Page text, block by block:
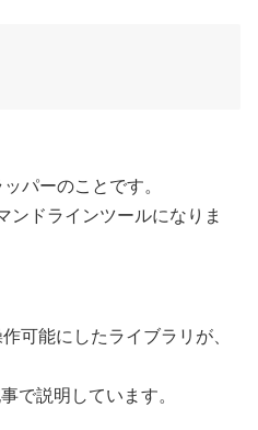
パーのことです。
ンドラインツールになりま
可能にしたライブラリが、
で説明しています。